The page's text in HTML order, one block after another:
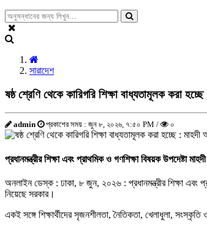
সারাদেশ
ষষ্ঠ শ্রেণি থেকে কারিগরি শিক্ষা বাধ্যতামূলক করা
admin প্রকাশের সময় : জুন ৮, ২০২৬, ৭:৫০ PM / ০
প্রধানমন্ত্রীর শিক্ষা এবং প্রাথমিক ও গণশিক্ষা বিষয়ক উপদেষ্টা
অনলাইন ডেস্ক : ঢাকা, ৮ জুন, ২০২৬ : প্রধানমন্ত্রীর শিক্ষা এবং
নিয়েছে সরকার।
একই সঙ্গে শিক্ষার্থীদের সৃজনশীলতা, নৈতিকতা, খেলাধুলা,